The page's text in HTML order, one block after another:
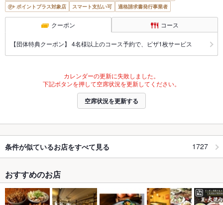
ポイントプラス対象店
スマート支払い可 適格請求書発行事業者
クーポン コース
【団体特典クーポン】 4名様以上のコース予約で、ピザ1枚サービス
カレンダーの更新に失敗しました。
下記ボタンを押して空席状況を更新してください。
空席状況を更新する
条件が似ているお店をすべて見る 1727
おすすめのお店